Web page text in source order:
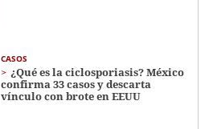
CASOS
¿Qué es la ciclosporiasis? México
confirma 33 casos y descarta
vínculo con brote en EEUU